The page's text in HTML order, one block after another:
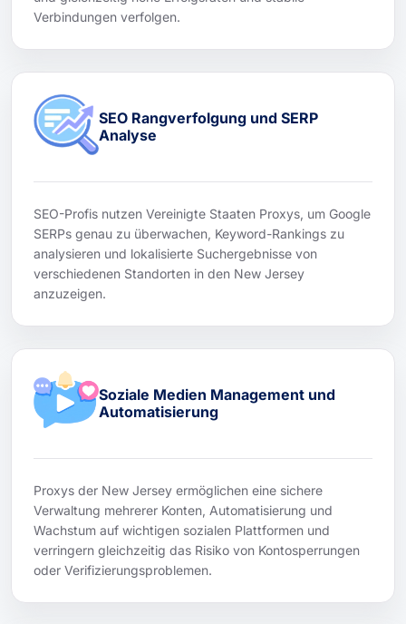
Verbindungen verfolgen.
SEO Rangverfolgung und SERP
Analyse
SEO-Profis nutzen Vereinigte Staaten Proxys, um Google
SERPs genau zu überwachen, Keyword-Rankings zu
analysieren und lokalisierte Suchergebnisse von
verschiedenen Standorten in den New Jersey
anzuzeigen.
Soziale Medien Management und
Automatisierung
Proxys der New Jersey ermöglichen eine sichere
Verwaltung mehrerer Konten, Automatisierung und
Wachstum auf wichtigen sozialen Plattformen und
verringern gleichzeitig das Risiko von Kontosperrungen
oder Verifizierungsproblemen.